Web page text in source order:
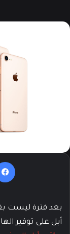
بعد فترة ليست
أبل على توفير